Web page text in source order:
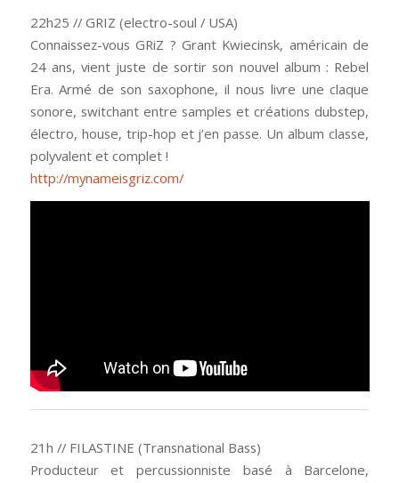
22h25 // GRIZ (electro-soul / USA)
Connaissez-vous GRiZ ? Grant Kwiecinsk, américain de
24 ans, vient juste de sortir son nouvel album : Rebel
Era. Armé de son saxophone, il nous livre une claque
sonore, switchant entre samples et créations dubstep,
électro, house, trip-hop et j’en passe. Un album classe,
polyvalent et complet !
http://mynameisgriz.com/
21h // FILASTINE (Transnational Bass)
Producteur et percussionniste basé à Barcelone,